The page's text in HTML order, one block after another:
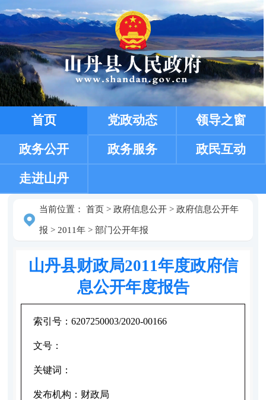
首页 党政动态 领导之窗
政务公开 政务服务 政民互动
走进山丹
当前位置： 首页> 政府信息公开> 政府信息公开年
报 > 2011年> 部门公开年报
山丹县财政局2011年度政府信
息公开年度报告
索引号： 6207250003/2020-00166
文号：
关键词：
发布机构： 财政局